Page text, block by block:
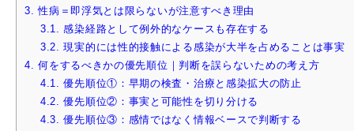
3. 性病＝即浮気とは限らないが注意すべき理由
3.1. 感染経路として例外的なケースも存在する
3.2. 現実的には性的接触による感染が大半を占めることは事実
4. 何をするべきかの優先順位｜判断を誤らないための考え方
4.1. 優先順位①：早期の検査・治療と感染拡大の防止
4.2. 優先順位②：事実と可能性を切り分ける
4.3. 優先順位③：感情ではなく情報ベースで判断する